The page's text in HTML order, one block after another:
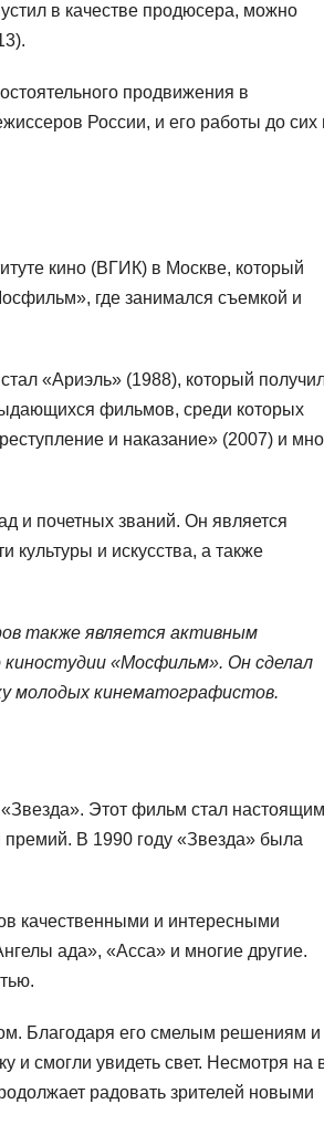
в качестве продюсера, можно
продвижения в
России, и его работы до сих
кино (ВГИК) в Москве, который
где занимался съемкой и
«Ариэль» (1988), который
фильмов, среди которых
и наказание» (2007) и
и почетных званий. Он является
культуры и искусства, а также
также является активным
«Мосфильм». Он сделал
молодых кинематографистов.
Этот фильм стал настоящим
В 1990 году «Звезда» была
качественными и интересными
ада», «Асса» и многие другие.
Благодаря его смелым решениям и
смогли увидеть свет. Несмотря на
радовать зрителей новыми